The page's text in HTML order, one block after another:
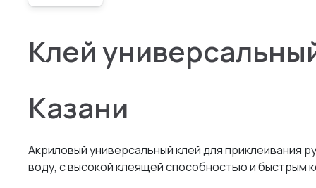
Клей
Казани
Акриловый универсальный клей для приклеивания
воду, с высокой клеящей способностью и быстрым